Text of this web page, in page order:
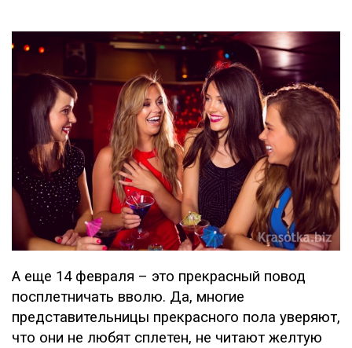
А еще 14 февраля – это прекрасный повод
посплетничать вволю. Да, многие
представительницы прекрасного пола уверяют,
что они не любят сплетен, не читают желтую